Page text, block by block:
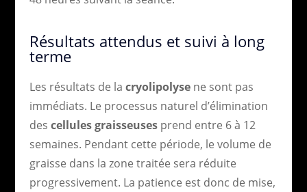
Résultats attendus et suivi à long
terme
Les résultats de la cryolipolysene sont pas
immédiats. Le processus naturel d’élimination
des cellules graisseusesprend entre 6 à 12
semaines. Pendant cette période, le volume de
graisse dans la zone traitée sera réduite
progressivement. La patience est donc de mise,